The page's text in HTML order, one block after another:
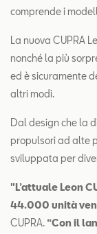
comprende i
La nuova CUPRA
nonché la più
ed è sicuramente
altri modi.
Dal design che la
propulsori ad alte
sviluppata per
"L’attuale Leon
44.000 unità
CUPRA. “Con il